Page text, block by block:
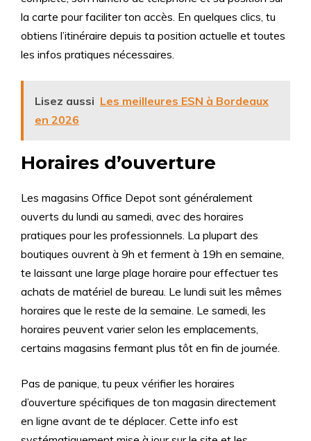
la carte pour faciliter ton accès. En quelques clics, tu
obtiens l’itinéraire depuis ta position actuelle et toutes
les infos pratiques nécessaires.
Lisez aussi Les meilleures ESN à Bordeaux
en 2026
Horaires d’ouverture
Les magasins Office Depot sont généralement
ouverts du lundi au samedi, avec des horaires
pratiques pour les professionnels. La plupart des
boutiques ouvrent à 9h et ferment à 19h en semaine,
te laissant une large plage horaire pour effectuer tes
achats de matériel de bureau. Le lundi suit les mêmes
horaires que le reste de la semaine. Le samedi, les
horaires peuvent varier selon les emplacements,
certains magasins fermant plus tôt en fin de journée.
Pas de panique, tu peux vérifier les horaires
d’ouverture spécifiques de ton magasin directement
en ligne avant de te déplacer. Cette info est